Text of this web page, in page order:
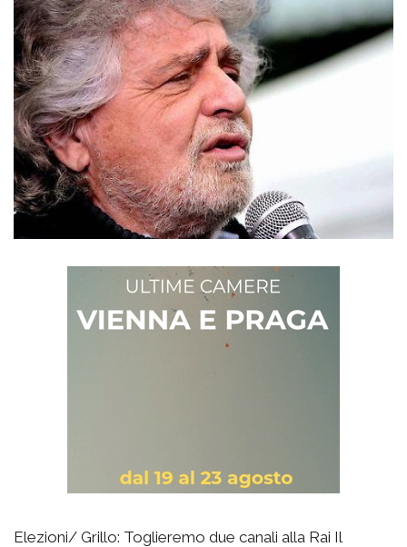
Elezioni/ Grillo: Toglieremo due canali alla Rai Il